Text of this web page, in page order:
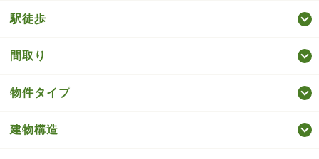
駅徒歩
間取り
物件タイプ
建物構造